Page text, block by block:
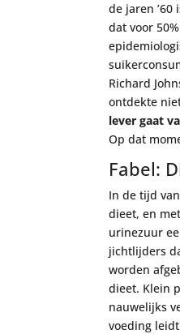
de jaren
dat voor
Richard
ontdekte
lever gaat
Op dat
Fabel:
In de tijd
dieet, en
urinezuur
jichtlijders
worden
dieet. Klein
nauwelijks
voeding